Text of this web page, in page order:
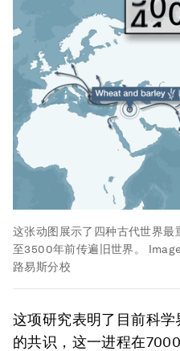
这张动图展示了四种古代世界
至3500年前传遍旧世界。
路易斯分校
这项研究表明了目前科
的共识，这一进程在